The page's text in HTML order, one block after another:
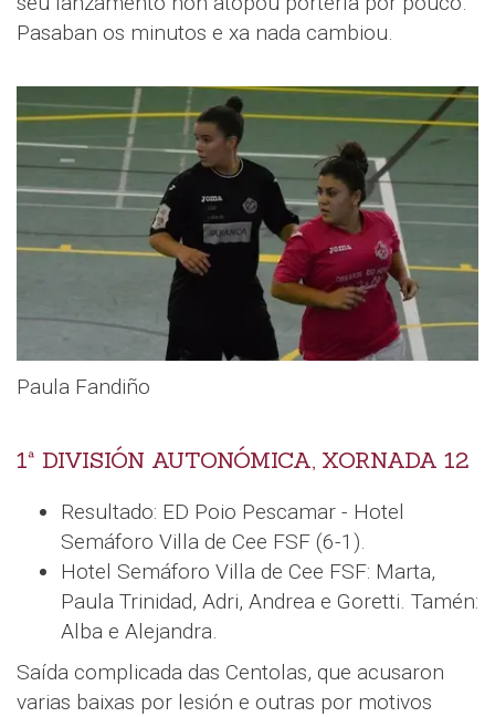
Pasaban os minutos e xa nada cambiou.
Paula Fandiño
1ª DIVISIÓN AUTONÓMICA, XORNADA 12
Resultado: ED Poio Pescamar - Hotel
Semáforo Villa de Cee FSF (6-1).
Hotel Semáforo Villa de Cee FSF: Marta,
Paula Trinidad, Adri, Andrea e Goretti. Tamén:
Alba e Alejandra.
Saída complicada das Centolas, que acusaron
varias baixas por lesión e outras por motivos